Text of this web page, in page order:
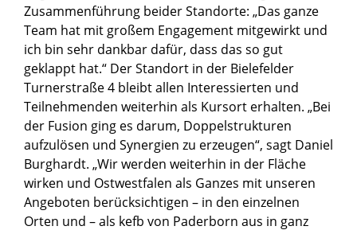
Zusammenführung beider Standorte: „Das ganze
Team hat mit großem Engagement mitgewirkt und
ich bin sehr dankbar dafür, dass das so gut
geklappt hat.“ Der Standort in der Bielefelder
Turnerstraße 4 bleibt allen Interessierten und
Teilnehmenden weiterhin als Kursort erhalten. „Bei
der Fusion ging es darum, Doppelstrukturen
aufzulösen und Synergien zu erzeugen“, sagt Daniel
Burghardt. „Wir werden weiterhin in der Fläche
wirken und Ostwestfalen als Ganzes mit unseren
Angeboten berücksichtigen – in den einzelnen
Orten und – als kefb von Paderborn aus in ganz